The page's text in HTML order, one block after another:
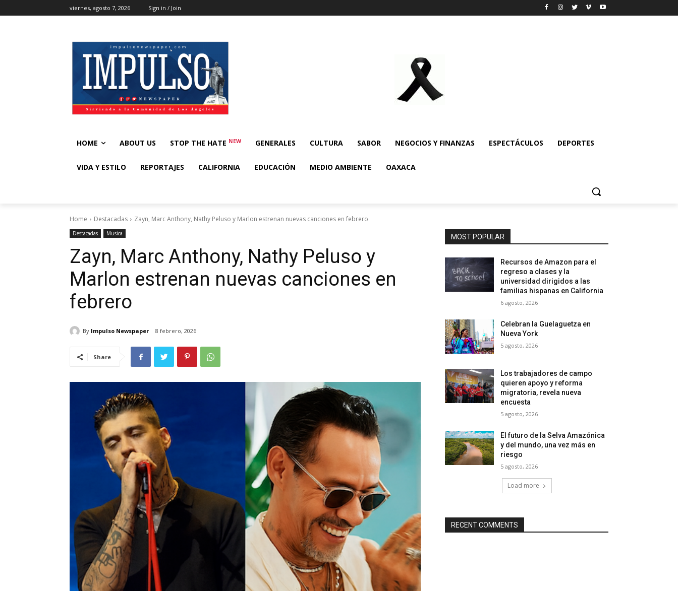
viernes, agosto 7, 2026 Sign in / Join
HOME ABOUT US STOP THE HATE NEW GENERALES CULTURA SABOR NEGOCIOS Y FINANZAS ESPECTÁCULOS DEPORTES
VIDA Y ESTILO REPORTAJES CALIFORNIA EDUCACIÓN MEDIO AMBIENTE OAXACA
Home Destacadas Zayn, Marc Anthony, Nathy Peluso y Marlon estrenan nuevas canciones en febrero
Destacadas Musica
Zayn, Marc Anthony, Nathy Peluso y
Marlon estrenan nuevas canciones en
febrero
By Impulso Newspaper 8 febrero, 2026
Share
MOST POPULAR
Recursos de Amazon para el
regreso a clases y la
universidad dirigidos a las
familias hispanas en California
6 agosto, 2026
Celebran la Guelaguetza en
Nueva York
5 agosto, 2026
Los trabajadores de campo
quieren apoyo y reforma
migratoria, revela nueva
encuesta
5 agosto, 2026
El futuro de la Selva Amazónica
y del mundo, una vez más en
riesgo
5 agosto, 2026
Load more
RECENT COMMENTS